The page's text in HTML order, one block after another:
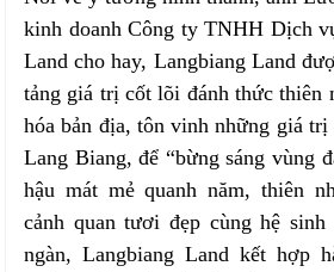
kinh doanh Công ty TNHH Dịch
Land cho hay, Langbiang Land
tảng giá trị cốt lõi đánh thức thiên
hóa bản địa, tôn vinh những giá trị
Lang Biang, để “bừng sáng vùng
hậu mát mẻ quanh năm, thiên
cảnh quan tươi đẹp cùng hệ
ngàn, Langbiang Land kết hợp